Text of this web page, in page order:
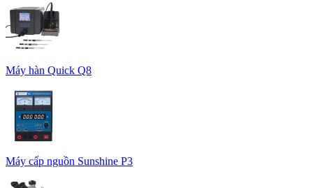
Máy hàn Quick Q8
Máy cấp nguồn Sunshine P3